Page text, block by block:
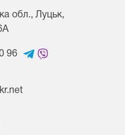
обл., Луцьк,
96